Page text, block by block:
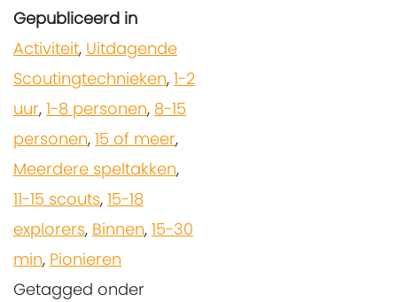
Gepubliceerd in
Activiteit, Uitdagende
Scoutingtechnieken, 1-2
uur, 1-8 personen, 8-15
personen, 15 of meer,
Meerdere speltakken,
11-15 scouts, 15-18
explorers, Binnen, 15-30
min, Pionieren
Getagged onder